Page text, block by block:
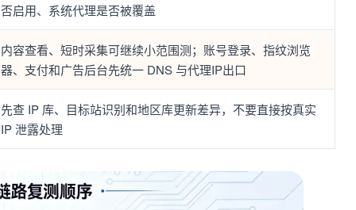
否启用、系统代理是否被覆盖
内容查看、短时采集可继续小范围测；账号登录、指纹浏览
器、支付和广告后台先统一 DNS 与代理IP出口
先查 IP 库、目标站识别和地区库更新差异，不要直接按真实
IP 泄露处理